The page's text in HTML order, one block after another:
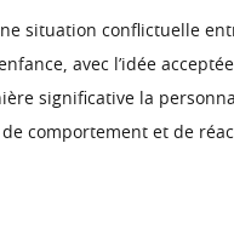
situation conflictuelle
avec l’idée
significative la
comportement et de